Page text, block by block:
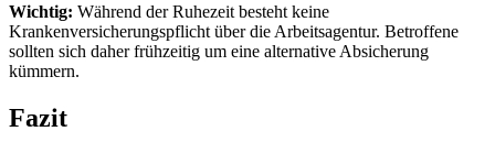
Wichtig: Während der Ruhezeit besteht keine
Krankenversicherungspflicht über die Arbeitsagentur. Betroffene
sollten sich daher frühzeitig um eine alternative Absicherung
kümmern.
Fazit